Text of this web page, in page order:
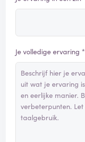
Je volledige ervaring *